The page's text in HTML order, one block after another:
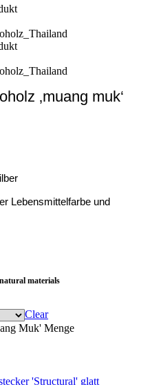
‚muang muk‘
Lebensmittelfarbe und
natural materials
Clear
Muk' Menge